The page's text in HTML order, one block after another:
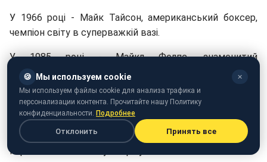
У 1966 році - Майк Тайсон, американський боксер,
чемпіон світу в суперважкій вазі.
У 1985 році - Майкл Фелпс, знаменитий
американський плавець, 23-разовий олімпійський
чемпіон.
30 червня: в цей день померли
У 1966 році - Ніно Фаріна, італійський автогонщик,
перший чемпіон світу "Формули-1".
🍪 Мы используем cookie ✕
Мы используем файлы cookie для анализа трафика и
персонализации контента. Прочитайте нашу Политику
конфиденциальности. Подробнее
Отклонить Принять все